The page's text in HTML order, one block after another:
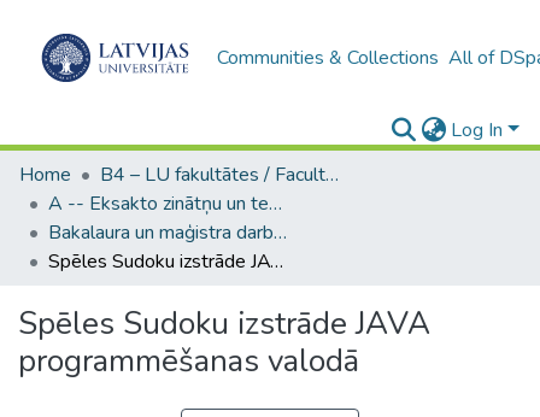
Communities & Collections All of
Log In
Home
B4 – LU fakultātes / Faculties of the UL
A -- Eksakto zinātņu un tehnoloģiju fakultāte / Faculty of Science and Technology
Bakalaura un maģistra darbi (EZTF) / Bachelor's and Master's theses
Spēles Sudoku izstrāde JAVA programmēšanas valodā
Spēles Sudoku izstrāde JAVA
programmēšanas valodā